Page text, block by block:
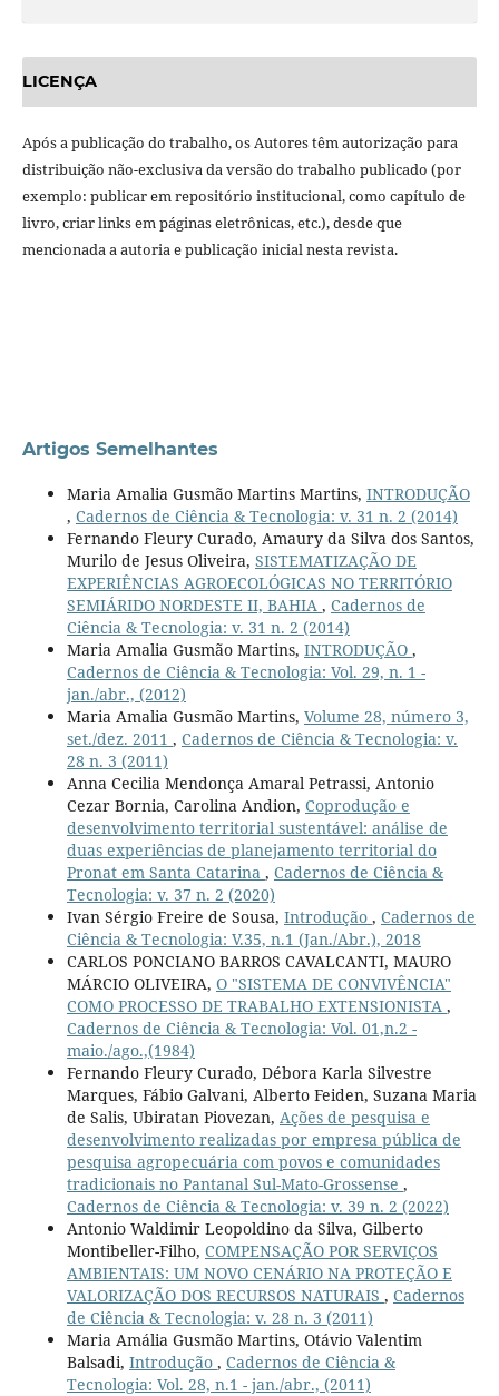
LICENÇA
Após a publicação do trabalho, os Autores têm autorização para
distribuição não-exclusiva da versão do trabalho publicado (por
exemplo: publicar em repositório institucional, como capítulo de
livro, criar links em páginas eletrônicas, etc.), desde que
mencionada a autoria e publicação inicial nesta revista.
Artigos Semelhantes
Maria Amalia Gusmão Martins Martins, INTRODUÇÃO
, Cadernos de Ciência & Tecnologia: v. 31 n. 2 (2014)
Fernando Fleury Curado, Amaury da Silva dos Santos,
Murilo de Jesus Oliveira, SISTEMATIZAÇÃO DE
EXPERIÊNCIAS AGROECOLÓGICAS NO TERRITÓRIO
SEMIÁRIDO NORDESTE II, BAHIA , Cadernos de
Ciência & Tecnologia: v. 31 n. 2 (2014)
Maria Amalia Gusmão Martins, INTRODUÇÃO ,
Cadernos de Ciência & Tecnologia: Vol. 29, n. 1 -
jan./abr., (2012)
Maria Amalia Gusmão Martins, Volume 28, número 3,
set./dez. 2011 , Cadernos de Ciência & Tecnologia: v.
28 n. 3 (2011)
Anna Cecilia Mendonça Amaral Petrassi, Antonio
Cezar Bornia, Carolina Andion, Coprodução e
desenvolvimento territorial sustentável: análise de
duas experiências de planejamento territorial do
Pronat em Santa Catarina , Cadernos de Ciência &
Tecnologia: v. 37 n. 2 (2020)
Ivan Sérgio Freire de Sousa, Introdução , Cadernos de
Ciência & Tecnologia: V.35, n.1 (Jan./Abr.), 2018
CARLOS PONCIANO BARROS CAVALCANTI, MAURO
MÁRCIO OLIVEIRA, O "SISTEMA DE CONVIVÊNCIA"
COMO PROCESSO DE TRABALHO EXTENSIONISTA ,
Cadernos de Ciência & Tecnologia: Vol. 01,n.2 -
maio./ago.,(1984)
Fernando Fleury Curado, Débora Karla Silvestre
Marques, Fábio Galvani, Alberto Feiden, Suzana Maria
de Salis, Ubiratan Piovezan, Ações de pesquisa e
desenvolvimento realizadas por empresa pública de
pesquisa agropecuária com povos e comunidades
tradicionais no Pantanal Sul-Mato-Grossense ,
Cadernos de Ciência & Tecnologia: v. 39 n. 2 (2022)
Antonio Waldimir Leopoldino da Silva, Gilberto
Montibeller-Filho, COMPENSAÇÃO POR SERVIÇOS
AMBIENTAIS: UM NOVO CENÁRIO NA PROTEÇÃO E
VALORIZAÇÃO DOS RECURSOS NATURAIS , Cadernos
de Ciência & Tecnologia: v. 28 n. 3 (2011)
Maria Amália Gusmão Martins, Otávio Valentim
Balsadi, Introdução , Cadernos de Ciência &
Tecnologia: Vol. 28, n.1 - jan./abr., (2011)